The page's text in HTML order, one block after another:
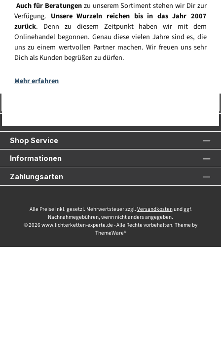
Auch für Beratungenzu unserem Sortiment stehen wir Dir zur
Verfügung. Unsere Wurzeln reichen bis in das Jahr 2007
zurück. Denn zu diesem Zeitpunkt haben wir mit dem
Onlinehandel begonnen. Genau diese vielen Jahre sind es, die
uns zu einem wertvollen Partner machen. Wir freuen uns sehr
Dich als Kunden begrüßen zu dürfen.
Mehr erfahren
Shop Service
Informationen
Zahlungsarten
Alle Preise inkl. gesetzl. Mehrwertsteuer zzgl. Versandkostenund ggf.
Nachnahmegebühren, wenn nicht anders angegeben.
© 2026 www.lichterketten-experte.de - Alle Rechte vorbehalten. Theme by
ThemeWare®